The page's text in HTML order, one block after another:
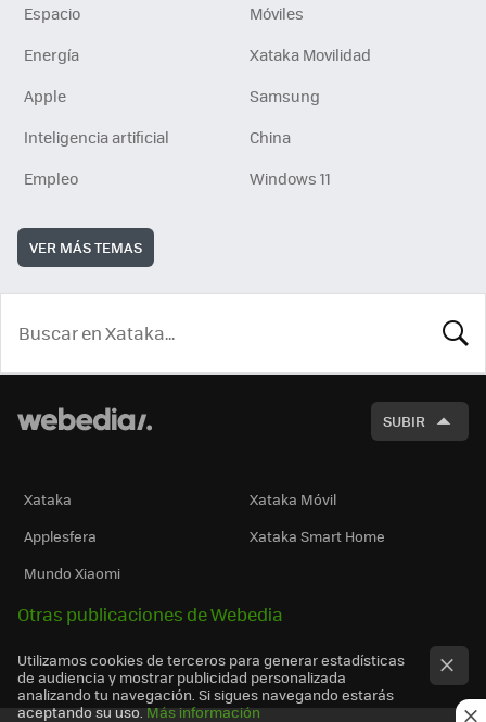
Espacio
Móviles
Energía
Xataka Movilidad
Apple
Samsung
Inteligencia artificial
China
Empleo
Windows 11
VER MÁS TEMAS
SUBIR
Xataka
Xataka Móvil
Applesfera
Xataka Smart Home
Mundo Xiaomi
Otras publicaciones de Webedia
Utilizamos cookies de terceros para generar estadísticas
de audiencia y mostrar publicidad personalizada
analizando tu navegación. Si sigues navegando estarás
aceptando su uso. Más información